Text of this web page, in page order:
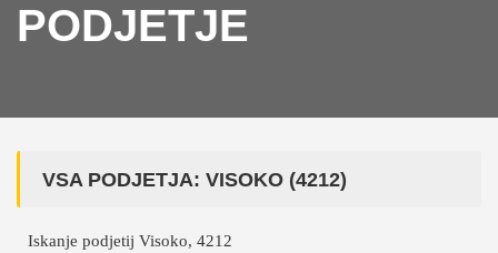
PODJETJE
VSA PODJETJA: VISOKO (4212)
Iskanje podjetij Visoko, 4212